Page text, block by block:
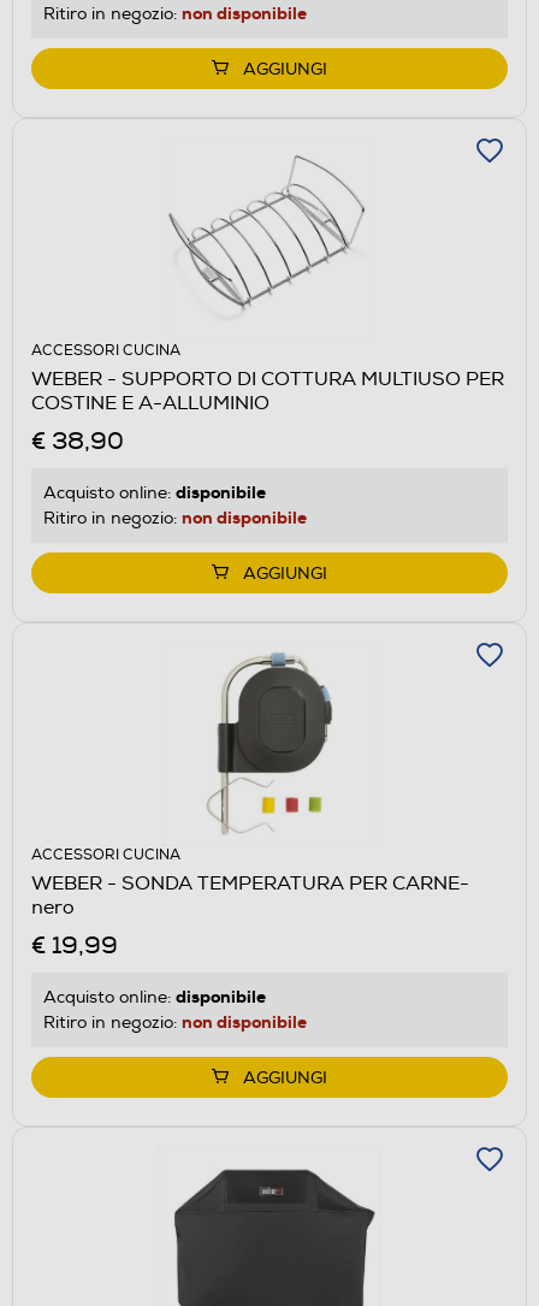
Ritiro in negozio: non disponibile
AGGIUNGI
ACCESSORI CUCINA
WEBER - SUPPORTO DI COTTURA MULTIUSO PER
COSTINE E A-ALLUMINIO
€ 38,90
Acquisto online: disponibile
Ritiro in negozio: non disponibile
AGGIUNGI
ACCESSORI CUCINA
WEBER - SONDA TEMPERATURA PER CARNE-
nero
€ 19,99
Acquisto online: disponibile
Ritiro in negozio: non disponibile
AGGIUNGI